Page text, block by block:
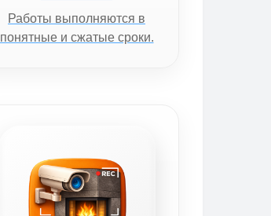
Работы выполняются в
понятные и сжатые сроки.